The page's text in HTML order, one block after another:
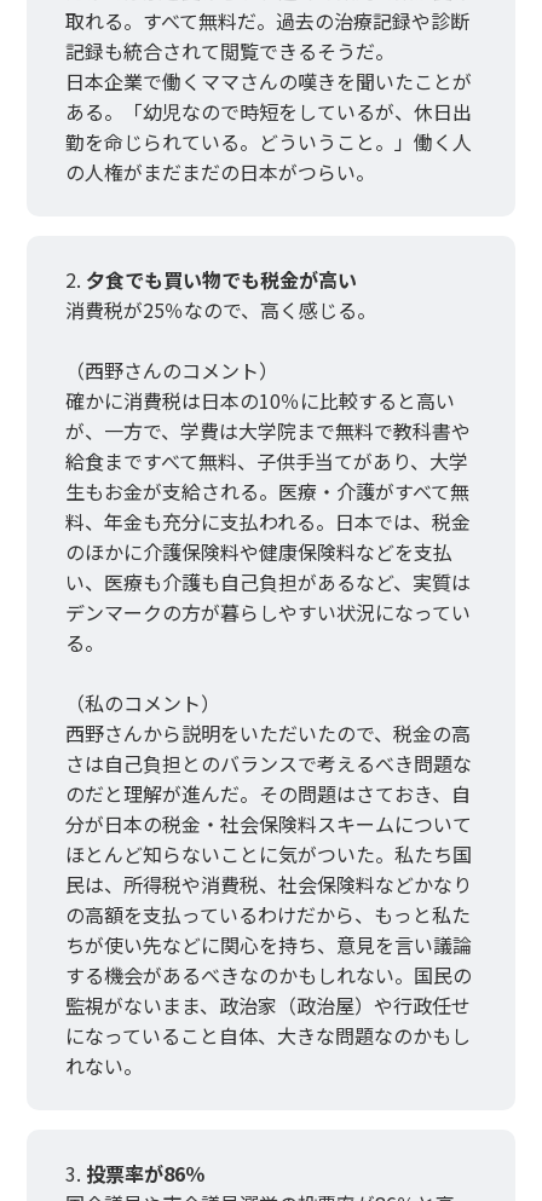
取れる。すべて無料だ。過去の治療記録や診断
記録も統合されて閲覧できるそうだ。
日本企業で働くママさんの嘆きを聞いたことが
ある。「幼児なので時短をしているが、休日出
勤を命じられている。どういうこと。」働く人
の人権がまだまだの日本がつらい。
夕食でも買い物でも税金が高い
消費税が25％なので、高く感じる。
（西野さんのコメント）
確かに消費税は日本の10％に比較すると高い
が、一方で、学費は大学院まで無料で教科書や
給食まですべて無料、子供手当てがあり、大学
生もお金が支給される。医療・介護がすべて無
料、年金も充分に支払われる。日本では、税金
のほかに介護保険料や健康保険料などを支払
い、医療も介護も自己負担があるなど、実質は
デンマークの方が暮らしやすい状況になってい
る。
（私のコメント）
西野さんから説明をいただいたので、税金の高
さは自己負担とのバランスで考えるべき問題な
のだと理解が進んだ。その問題はさておき、自
分が日本の税金・社会保険料スキームについて
ほとんど知らないことに気がついた。私たち国
民は、所得税や消費税、社会保険料などかなり
の高額を支払っているわけだから、もっと私た
ちが使い先などに関心を持ち、意見を言い議論
する機会があるべきなのかもしれない。国民の
監視がないまま、政治家（政治屋）や行政任せ
になっていること自体、大きな問題なのかもし
れない。
投票率が86％